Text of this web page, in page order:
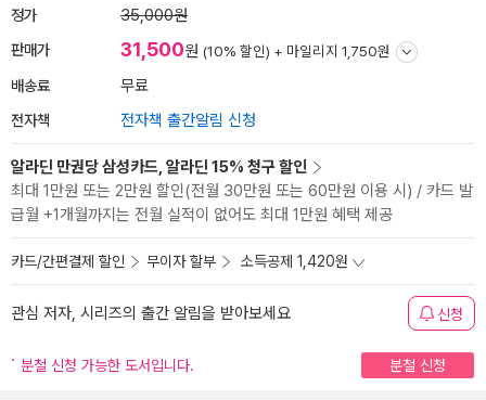
정가 35,000원
판매가 31,500원 (10% 할인) + 마일리지 1,750원
배송료 무료
전자책 전자책 출간알림 신청
알라딘 만권당 삼성카드, 알라딘 15% 청구 할인
최대 1만원 또는 2만원 할인(전월 30만원 또는 60만원 이용 시) / 카드 발
급월 +1개월까지는 전월 실적이 없어도 최대 1만원 혜택 제공
카드/간편결제 할인 무이자 할부 소득공제 1,420원
관심 저자, 시리즈의 출간 알림을 받아보세요 신청
분철 신청 가능한 도서입니다. 분철 신청